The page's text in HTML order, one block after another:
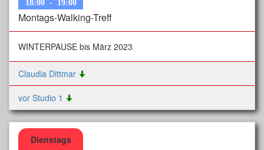
18:00 - 19:00
Montags-Walking-Treff
WINTERPAUSE bis März 2023
Claudia Dittmar
vor Studio 1
Dienstags